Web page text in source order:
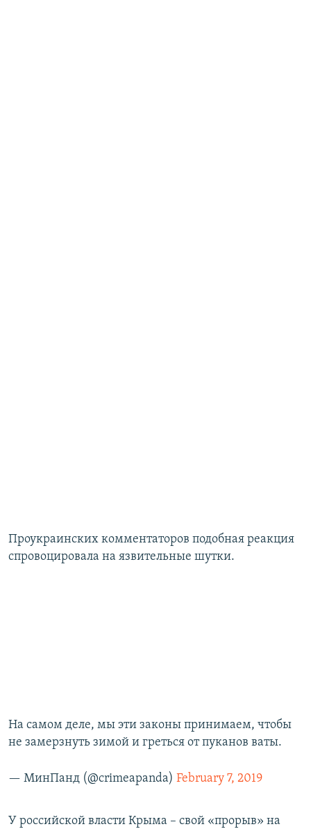
​Проукраинских комментаторов подобная реакция
спровоцировала на язвительные шутки.
На самом деле, мы эти законы принимаем, чтобы
не замерзнуть зимой и греться от пуканов ваты.
— МинПанд (@crimeapanda) February 7, 2019
У российской власти Крыма – свой «прорыв» на